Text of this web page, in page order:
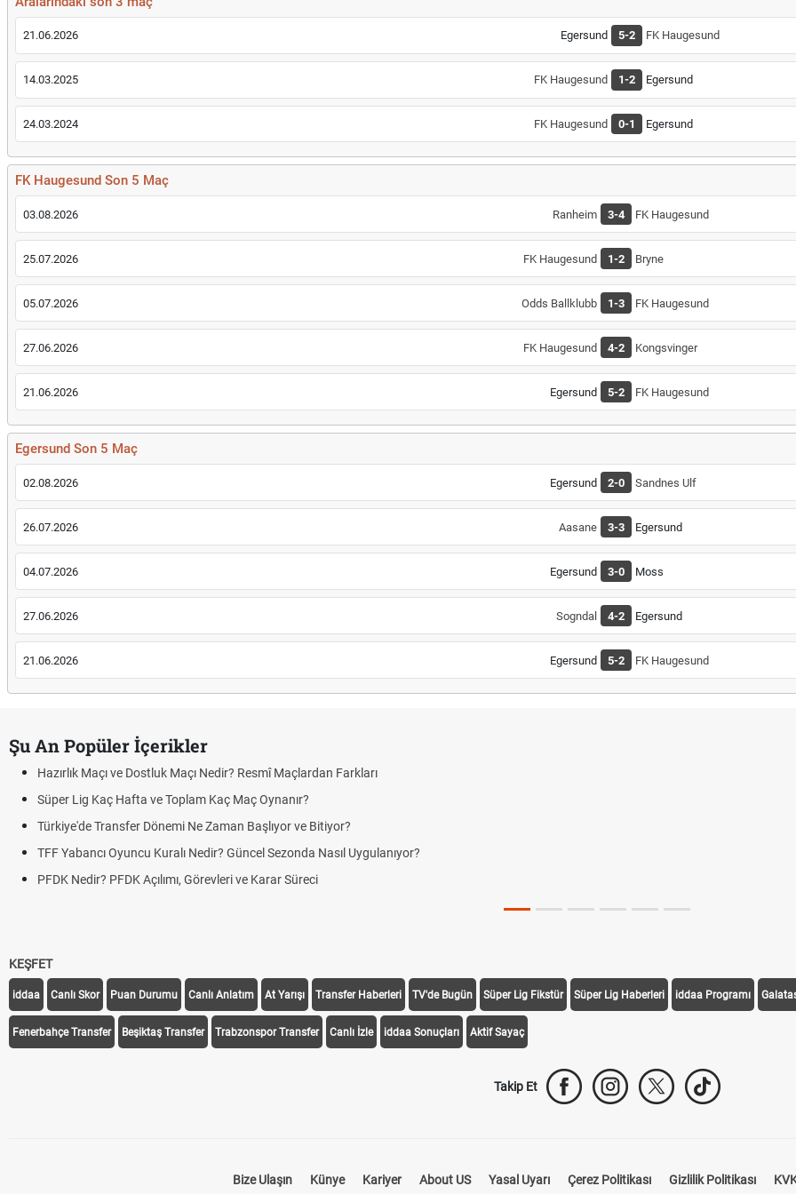
21.06.2026 Egersund 5-2 FK Haugesund
14.03.2025 FK Haugesund 1-2 Egersund
24.03.2024 FK Haugesund 0-1 Egersund
FK Haugesund Son 5 Maç
03.08.2026 Ranheim 3-4 FK Haugesund
25.07.2026 FK Haugesund 1-2 Bryne
05.07.2026 Odds Ballklubb 1-3 FK Haugesund
27.06.2026 FK Haugesund 4-2 Kongsvinger
21.06.2026 Egersund 5-2 FK Haugesund
Egersund Son 5 Maç
02.08.2026 Egersund 2-0 Sandnes Ulf
26.07.2026 Aasane 3-3 Egersund
04.07.2026 Egersund 3-0 Moss
27.06.2026 Sogndal 4-2 Egersund
21.06.2026 Egersund 5-2 FK Haugesund
Şu An Popüler İçerikler
Hazırlık Maçı ve Dostluk Maçı Nedir? Resmî Maçlardan Farkları
Süper Lig Kaç Hafta ve Toplam Kaç Maç Oynanır?
Türkiye'de Transfer Dönemi Ne Zaman Başlıyor ve Bitiyor?
TFF Yabancı Oyuncu Kuralı Nedir? Güncel Sezonda Nasıl Uygulanıyor?
PFDK Nedir? PFDK Açılımı, Görevleri ve Karar Süreci
KEŞFET
iddaa Canlı Skor Puan Durumu Canlı Anlatım At Yarışı Transfer Haberleri TV'de Bugün Süper Lig Fikstür Süper Lig Haberleri iddaa Programı
Fenerbahçe Transfer Beşiktaş Transfer Trabzonspor Transfer Canlı İzle iddaa Sonuçları Aktif Sayaç
Takip Et
Bize Ulaşın Künye Kariyer About US Yasal Uyarı Çerez Politikası Gizlilik Politikası